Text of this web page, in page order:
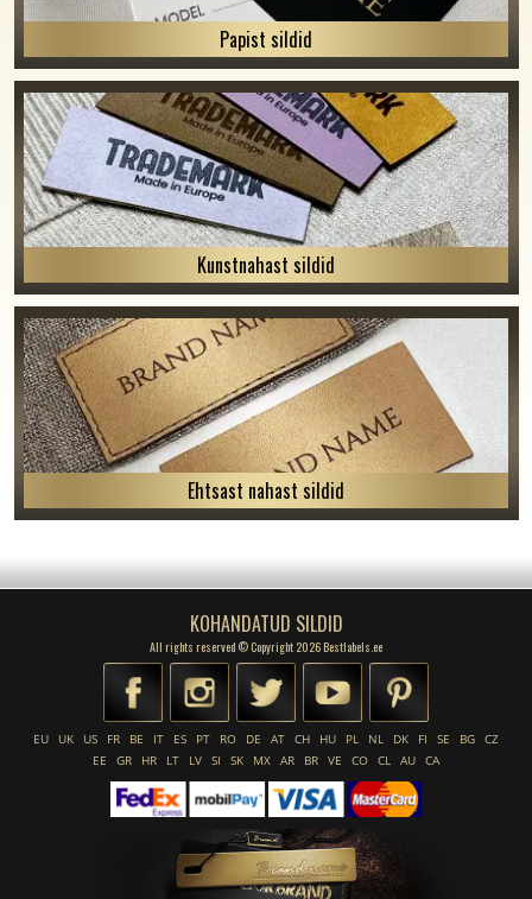
Papist sildid
Kunstnahast sildid
Ehtsast nahast sildid
KOHANDATUD SILDID
All rights reserved © Copyright 2026 Bestlabels.ee
EU UK US FR BE IT ES PT RO DE AT CH HU PL NL DK FI SE BG CZ
EE
GR HR LT LV SI SK MX AR BR VE CO CL AU CA